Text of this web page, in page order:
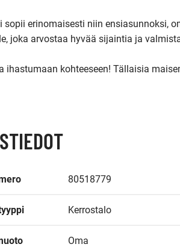
sopii erinomaisesti niin ensiasunnoksi,
joka arvostaa hyvää sijaintia ja
ihastumaan kohteeseen! Tällaisia
80518779
Kerrostalo
Oma